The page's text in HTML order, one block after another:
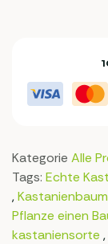
Kategorie Alle
Tags: Echte
,Kastanienbaum
Pflanze einen
kastaniensorte ,